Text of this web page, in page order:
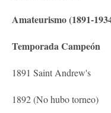
Amateurismo (1891-
Temporada Campeón
1891 Saint Andrew's
1892 (No hubo torneo)